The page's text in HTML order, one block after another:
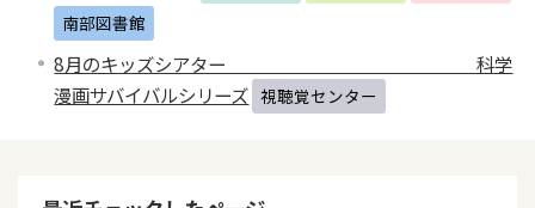
南部図書館
8月のキッズシアター 科学
漫画サバイバルシリーズ 視聴覚センター